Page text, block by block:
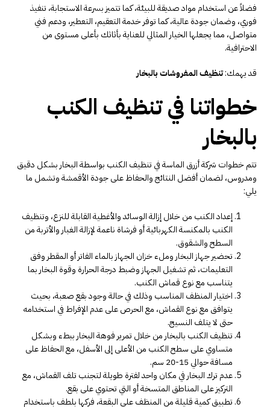
فضلاً عن استخدام مواد صديقة للبيئة، كما تتميز بسرعة الاستجابة، تنفيذ
فوري، وضمان جودة عالية، كما توفر خدمة التعقيم، التعطير، ودعم فني
متواصل، مما يجعلها الخيار المثالي للعناية بأثاثك بأعلى مستوى من
الاحترافية.
قد يهمك:تنظيف المفروشات بالبخار
خطواتنا في تنظيف الكنب
بالبخار
تتم خطوات شركة أزرق الماسة في تنظيف الكنب بواسطة البخار بشكل دقيق
ومدروس، لضمان أفضل النتائج والحفاظ على جودة الأقمشة وتشمل ما
يلي:
إعداد الكنب من خلال إزالة الوسائد والأغطية القابلة للنزع، وتنظيف
الكنب بالمكنسة الكهربائية أو فرشاة ناعمة لإزالة الغبار والأتربة من
السطح والشقوق.
تحضير جهاز البخار وملء خزان الجهاز بالماء الفاتر أو المقطر وفق
التعليمات، ثم تشغيل الجهاز وضبط درجة الحرارة وقوة البخار بما
يتناسب مع نوع قماش الكنب.
اختيار المنظف المناسب وذلك في حالة وجود بقع صعبة، بحيث
يتوافق مع نوع القماش، مع الحرص على عدم الإفراط في استخدامه
حتى لا يتلف النسيج.
تنظيف الكنب بالبخار من خلال تمرير فوهة البخار ببطء وبشكل
متساوي على سطح الكنب من الأعلى إلى الأسفل، مع الحفاظ على
مسافة حوالي 15-20 سم.
عدم ترك البخار في مكان واحد لفترة طويلة لتجنب تلف القماش، مع
التركيز على المناطق المتسخة أو التي تحتوي على بقع.
تطبيق كمية قليلة من المنظف على البقعة، فركها بلطف باستخدام